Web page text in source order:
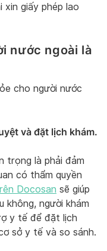
xin giấy phép lao
nước ngoài là
cho người nước
và đặt lịch khám.
trọng là phải đảm
có thẩm quyền
Docosan sẽ giúp
không, người khám
y tế để đặt lịch
sở y tế và so sánh.